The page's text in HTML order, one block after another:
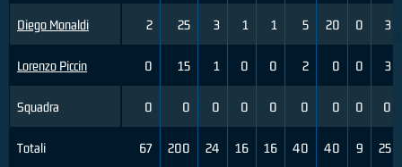
Diego Monaldi
Lorenzo Piccin
Squadra
Totali
2 25 3 1 1 5 20 0 3
0 15 1 0 0 2 0 0 3
0 0 0 0 0 0 0 0 0
67 200 24 16 16 40 40 9 25